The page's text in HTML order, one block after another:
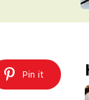
ČASOPIS
Pin it